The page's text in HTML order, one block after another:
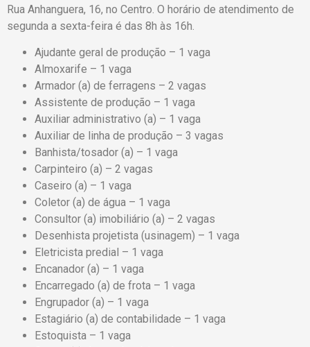
Rua Anhanguera, 16, no Centro. O horário de atendimento de
segunda a sexta-feira é das 8h às 16h.
Ajudante geral de produção – 1 vaga
Almoxarife – 1 vaga
Armador (a) de ferragens – 2 vagas
Assistente de produção – 1 vaga
Auxiliar administrativo (a) – 1 vaga
Auxiliar de linha de produção – 3 vagas
Banhista/tosador (a) – 1 vaga
Carpinteiro (a) – 2 vagas
Caseiro (a) – 1 vaga
Coletor (a) de água – 1 vaga
Consultor (a) imobiliário (a) – 2 vagas
Desenhista projetista (usinagem) – 1 vaga
Eletricista predial – 1 vaga
Encanador (a) – 1 vaga
Encarregado (a) de frota – 1 vaga
Engrupador (a) – 1 vaga
Estagiário (a) de contabilidade – 1 vaga
Estoquista – 1 vaga